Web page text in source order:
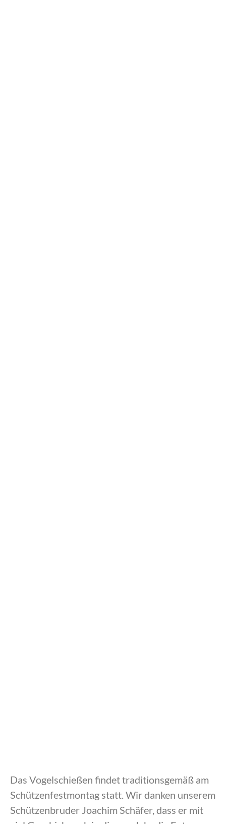
Das Vogelschießen findet traditionsgemäß am
Schützenfestmontag statt. Wir danken unserem
Schützenbruder Joachim Schäfer, dass er mit